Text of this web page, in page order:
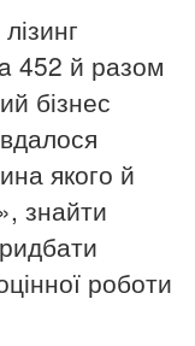
452 й разом
бізнес
якого й
знайти
роботи